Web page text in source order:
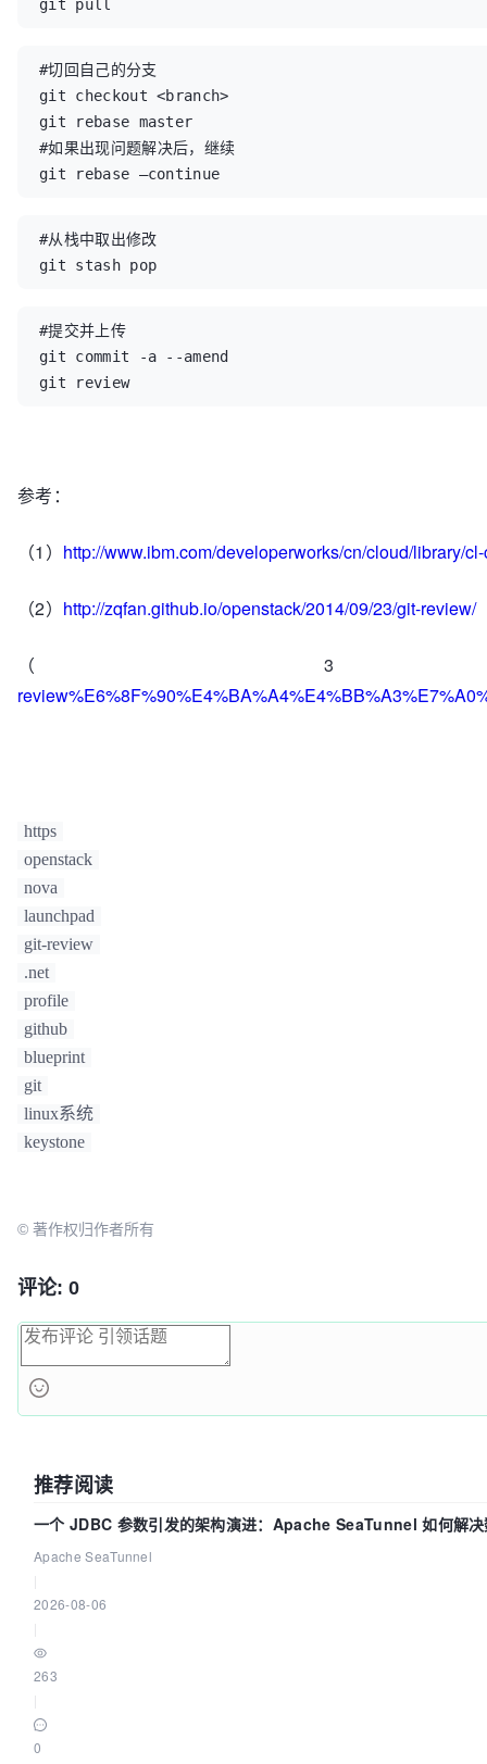
git pull
#切回自己的分支
git checkout <branch>
git rebase master
#如果出现问题解决后，继续
git rebase –continue
#从栈中取出修改
git stash pop
#提交并上传
git commit -a --amend
git review
参考：
（1） http://www.ibm.com/developerworks/cn/cloud/library/
（2） http://zqfan.github.io/openstack/2014/09/23/git-review/
（
https
openstack
nova
launchpad
git-review
.net
profile
github
blueprint
git
linux系统
keystone
© 著作权归作者所有
评论: 0
推荐阅读
一个 JDBC 参数引发的架构演进：Apache SeaTunnel 如何解
Apache SeaTunnel
2026-08-06
263
0